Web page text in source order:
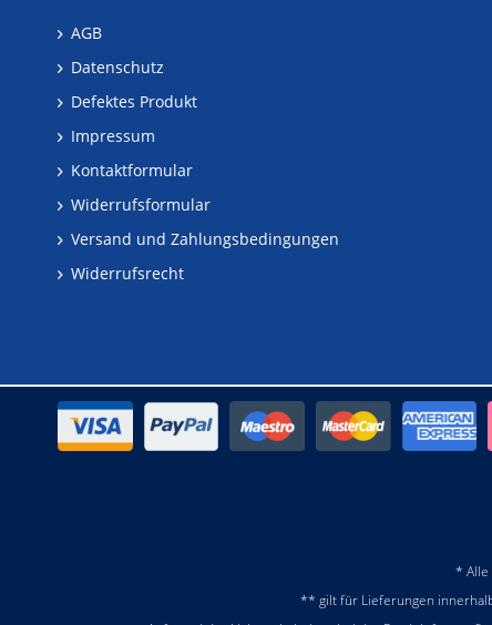
AGB
Datenschutz
Defektes Produkt
Impressum
Kontaktformular
Widerrufsformular
Versand und Zahlungsbedingungen
Widerrufsrecht
* Alle
** gilt für Lieferungen